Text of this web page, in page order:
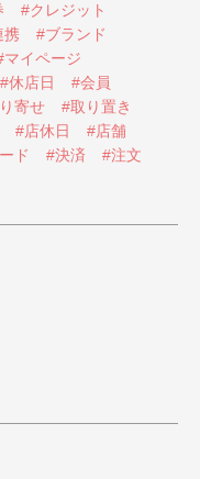
#クレジット
携
#ブランド
マイページ
#休店日
#会員
寄せ
#取り置き
#店休日
#店舗
ド #決済
#注文